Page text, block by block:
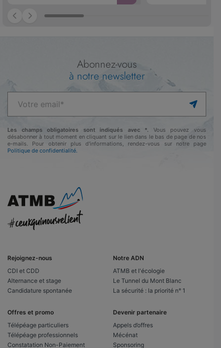
Abonnez-vous
à notre newsletter
Les champs obligatoires sont indiqués avec *. Vous pouvez vous
désabonner à tout moment en cliquant sur le lien dans le bas de page de nos
e-mails. Pour obtenir plus d'informations, rendez-vous sur notre page
Politique de confidentialité.
Rejoignez-nous
CDI et CDD
Alternance et stage
Candidature spontanée
Notre ADN
ATMB et l'écologie
Le Tunnel du Mont Blanc
La sécurité : la priorité n° 1
Offres et promo
Télépéage particuliers
Télépéage professionnels
Constatation Non-Paiement
Devenir partenaire
Appels d’offres
Mécénat
Sponsoring